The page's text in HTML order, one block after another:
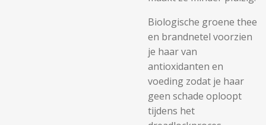
Biologische groene thee
en brandnetel voorzien
je haar van
antioxidanten en
voeding zodat je haar
geen schade oploopt
tijdens het